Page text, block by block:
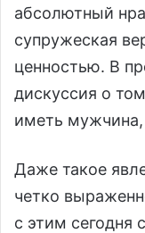
абсолютный
супружеская
ценностью. В
дискуссия о
иметь
Даже такое
четко
с этим сегодня